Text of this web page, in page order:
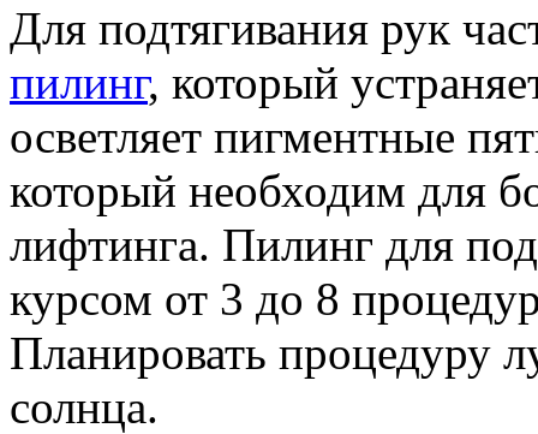
Для подтягивания рук
пилинг, который
осветляет пигментные
который необходим для
лифтинга. Пилинг для
курсом от 3 до 8
Планировать процедуру
солнца.